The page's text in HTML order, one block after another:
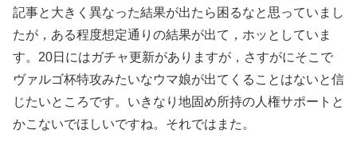
記事と大きく異なった結果が出たら困るなと思っていまし
たが，ある程度想定通りの結果が出て，ホッとしていま
す。20日にはガチャ更新がありますが，さすがにそこで
ヴァルゴ杯特攻みたいなウマ娘が出てくることはないと信
じたいところです。いきなり地固め所持の人権サポートと
かこないでほしいですね。それではまた。